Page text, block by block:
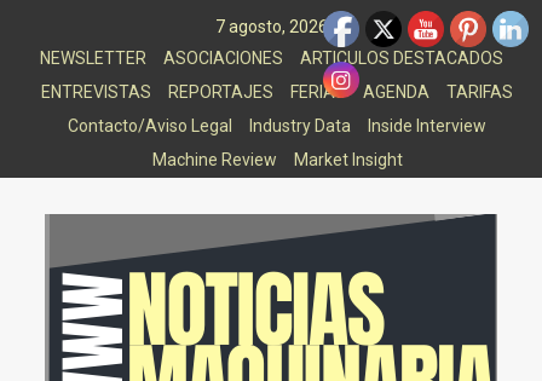
7 agosto, 2026
NEWSLETTER
ASOCIACIONES
ARTICULOS DESTACADOS
ENTREVISTAS
REPORTAJES FERIAS AGENDA
TARIFAS
Contacto/Aviso Legal
Industry Data
Inside Interview
Machine Review
Market Insight